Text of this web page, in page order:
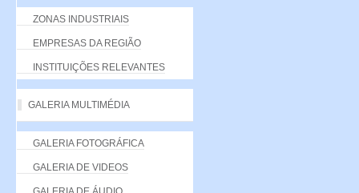
ZONAS INDUSTRIAIS
EMPRESAS DA REGIÃO
INSTITUIÇÕES RELEVANTES
GALERIA MULTIMÉDIA
GALERIA FOTOGRÁFICA
GALERIA DE VIDEOS